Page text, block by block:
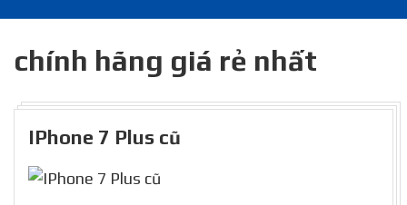
chính hãng giá rẻ nhất
IPhone 7 Plus cũ